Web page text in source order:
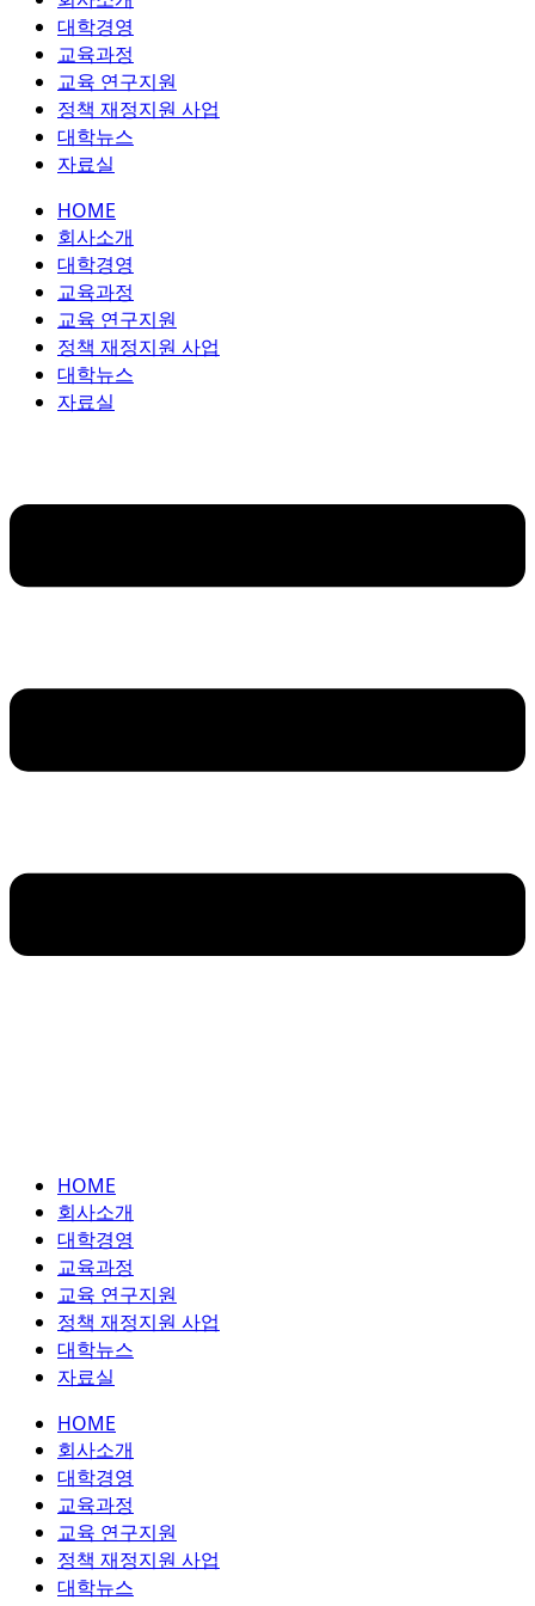
대학경영
교육과정
교육 연구지원
정책 재정지원 사업
대학뉴스
자료실
HOME
회사소개
대학경영
교육과정
교육 연구지원
정책 재정지원 사업
대학뉴스
자료실
HOME
회사소개
대학경영
교육과정
교육 연구지원
정책 재정지원 사업
대학뉴스
자료실
HOME
회사소개
대학경영
교육과정
교육 연구지원
정책 재정지원 사업
대학뉴스